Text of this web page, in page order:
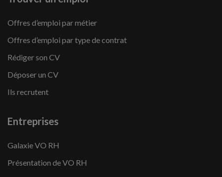
Offres d’emploi par métier
Offres d’emploi par type de contrat
Rédiger son CV
Déposer un CV
Ils recrutent
Entreprises
Galaxie VO RH
Présentation de VO RH